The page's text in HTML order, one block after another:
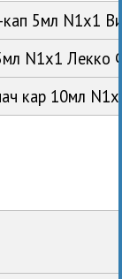
кап 5мл N1x1
5мл N1x1
кар 10мл